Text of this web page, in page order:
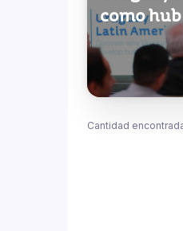
como
Cantidad